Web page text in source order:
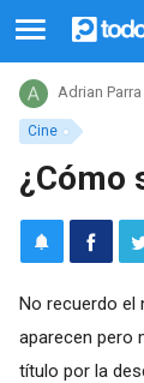
Cine
Adrian Parra
¿Cómo
No recuerdo el
aparecen pero
título por la